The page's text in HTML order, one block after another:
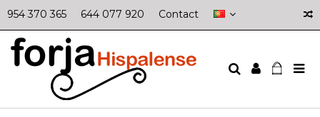
954 370 365 644 077 920 Contact